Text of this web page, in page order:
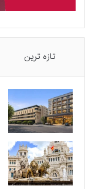
تازه ترین